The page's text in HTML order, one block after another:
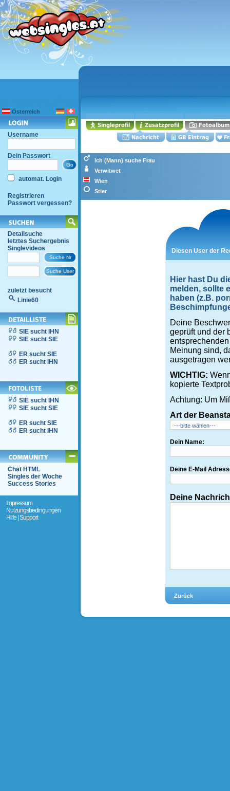
Österreich
Username
Dein Passwort
automat. Login
Registrieren
Passwort vergessen?
Detailsuche
letztes Suchergebnis
Singlevideos
zuletzt besucht
Linie60
SIE sucht IHN
SIE sucht SIE
ER sucht SIE
ER sucht IHN
SIE sucht IHN
SIE sucht SIE
ER sucht SIE
ER sucht IHN
Chat HTML
Singles der Woche
Success Stories
Impressum
Nutzungsbedingungen
Hilfe | Support
Ich (Mann) suche Frau
Verwitwet
Wien
Stier
Diesen User der
Hier hast Du
melden, sollte
haben (z.B.
Deine
geprüft und der
Meinung sind,
ausgetragen
WICHTIG:
kopierte
Achtung: Um
Art der
Dein Name:
Deine E-Mail
Deine